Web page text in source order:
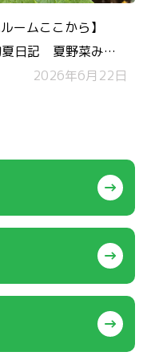
ルームここから】
夏日記 夏野菜みじ
くれて楽しいね
2026年6月22日